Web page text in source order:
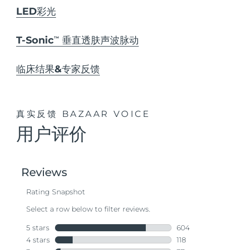
LED彩光
T-SonicTM 垂直透肤声波脉动
临床结果&专家反馈
真实反馈 BAZAAR VOICE
用户评价